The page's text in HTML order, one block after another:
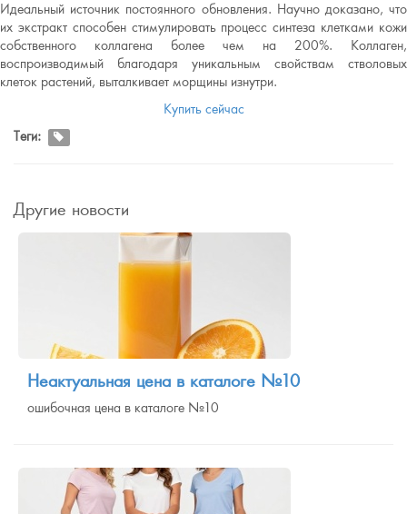
Идеальный источник постоянного обновления. Научно доказано, что
их экстракт способен стимулировать процесс синтеза клетками кожи
собственного коллагена более чем на 200%. Коллаген,
воспроизводимый благодаря уникальным свойствам стволовых
клеток растений, выталкивает морщины изнутри.
Купить сейчас
Теги:
Другие новости
Неактуальная цена в каталоге №10
ошибочная цена в каталоге №10